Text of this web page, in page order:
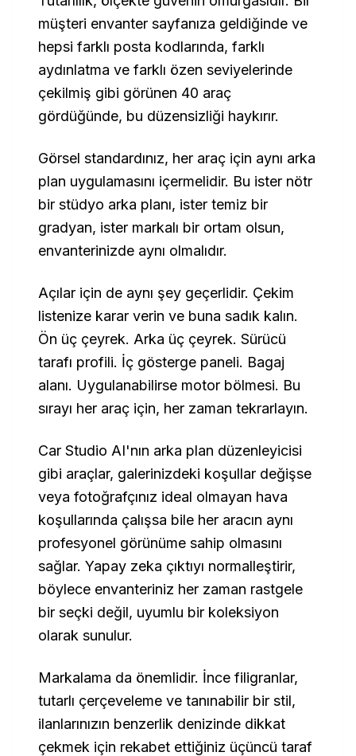
müşteri envanter sayfanıza geldiğinde ve
hepsi farklı posta kodlarında, farklı
aydınlatma ve farklı özen seviyelerinde
çekilmiş gibi görünen 40 araç
gördüğünde, bu düzensizliği haykırır.
Görsel standardınız, her araç için aynı arka
plan uygulamasını içermelidir. Bu ister nötr
bir stüdyo arka planı, ister temiz bir
gradyan, ister markalı bir ortam olsun,
envanterinizde aynı olmalıdır.
Açılar için de aynı şey geçerlidir. Çekim
listenize karar verin ve buna sadık kalın.
Ön üç çeyrek. Arka üç çeyrek. Sürücü
tarafı profili. İç gösterge paneli. Bagaj
alanı. Uygulanabilirse motor bölmesi. Bu
sırayı her araç için, her zaman tekrarlayın.
Car Studio AI'nın arka plan düzenleyicisi
gibi araçlar, galerinizdeki koşullar değişse
veya fotoğrafçınız ideal olmayan hava
koşullarında çalışsa bile her aracın aynı
profesyonel görünüme sahip olmasını
sağlar. Yapay zeka çıktıyı normalleştirir,
böylece envanteriniz her zaman rastgele
bir seçki değil, uyumlu bir koleksiyon
olarak sunulur.
Markalama da önemlidir. İnce filigranlar,
tutarlı çerçeveleme ve tanınabilir bir stil,
ilanlarınızın benzerlik denizinde dikkat
çekmek için rekabet ettiğiniz üçüncü taraf